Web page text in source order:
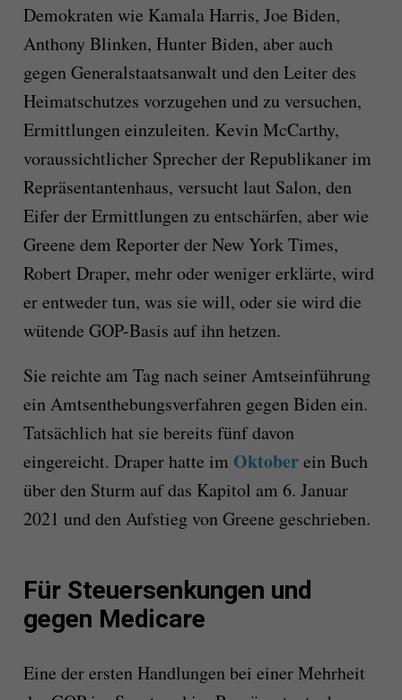
Demokraten wie Kamala Harris, Joe Biden,
Anthony Blinken, Hunter Biden, aber auch
gegen Generalstaatsanwalt und den Leiter des
Heimatschutzes vorzugehen und zu versuchen,
Ermittlungen einzuleiten. Kevin McCarthy,
voraussichtlicher Sprecher der Republikaner im
Repräsentantenhaus, versucht laut Salon, den
Eifer der Ermittlungen zu entschärfen, aber wie
Greene dem Reporter der New York Times,
Robert Draper, mehr oder weniger erklärte, wird
er entweder tun, was sie will, oder sie wird die
wütende GOP-Basis auf ihn hetzen.
Sie reichte am Tag nach seiner Amtseinführung
ein Amtsenthebungsverfahren gegen Biden ein.
Tatsächlich hat sie bereits fünf davon
eingereicht. Draper hatte im Oktoberein Buch
über den Sturm auf das Kapitol am 6. Januar
2021 und den Aufstieg von Greene geschrieben.
Für Steuersenkungen und
gegen Medicare
Eine der ersten Handlungen bei einer Mehrheit